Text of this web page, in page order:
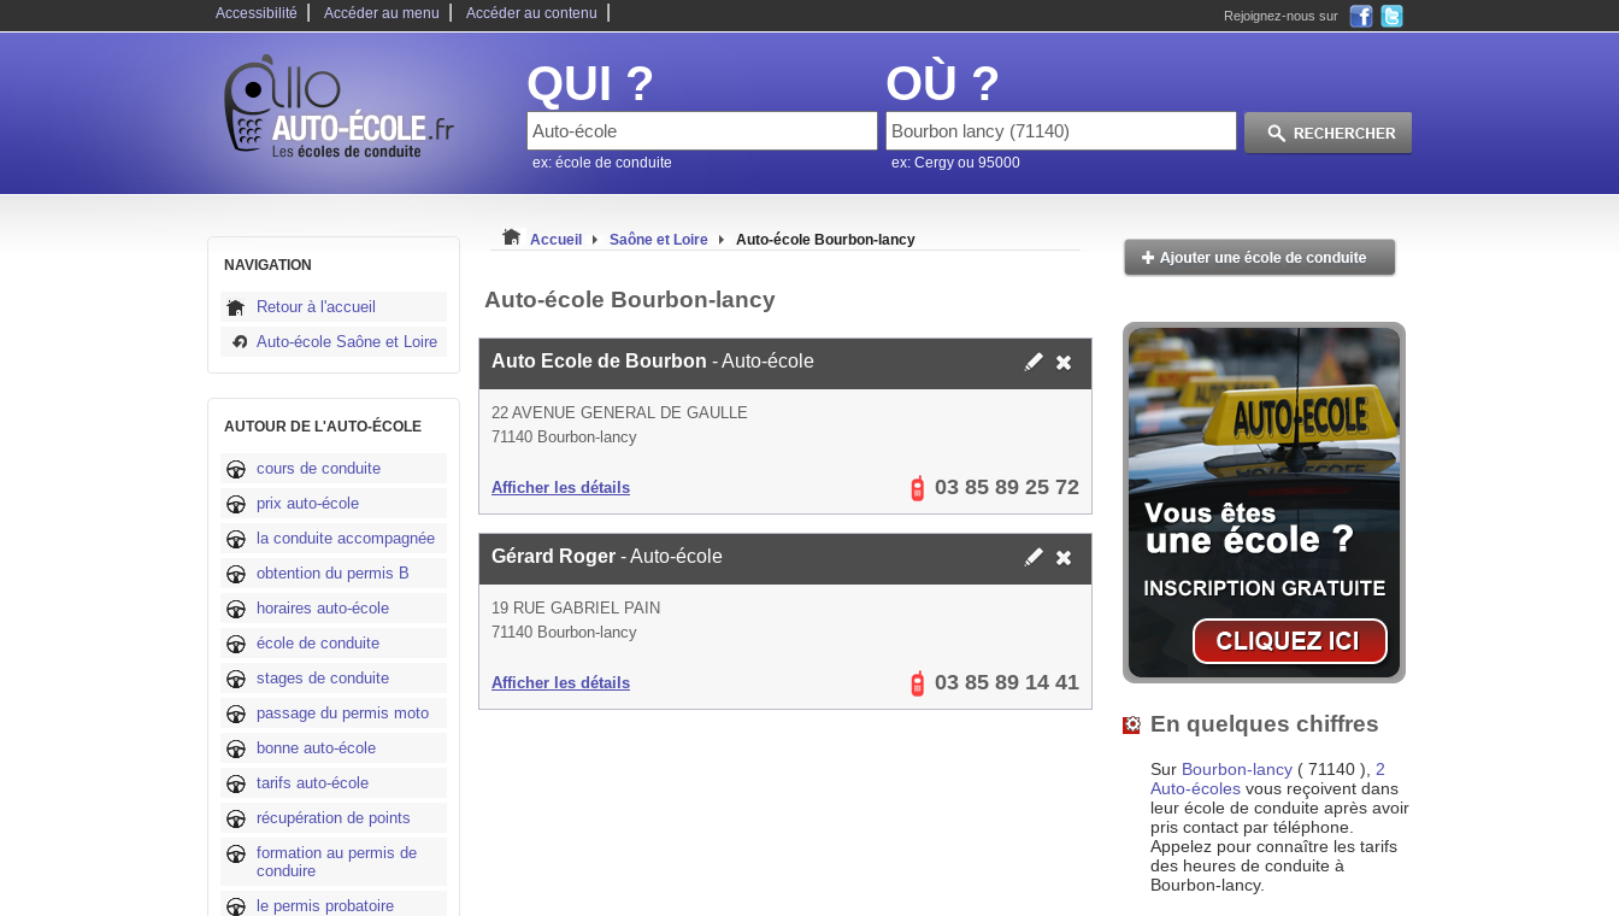
Accessibilité Accéder au menu Accéder au contenu Rejoignez-nous sur
QUI ?
ex: école de conduite
OÙ ?
ex: Cergy ou 95000
NAVIGATION
Retour à l'accueil
Auto-école Saône et Loire
AUTOUR DE L'AUTO-ÉCOLE
cours de conduite
prix auto-école
la conduite accompagnée
obtention du permis B
horaires auto-école
école de conduite
stages de conduite
passage du permis moto
bonne auto-école
tarifs auto-école
récupération de points
formation au permis de
conduire
le permis probatoire
Accueil Saône et Loire Auto-école Bourbon-lancy
Auto-école Bourbon-lancy
Auto Ecole de Bourbon - Auto-école
22 AVENUE GENERAL DE GAULLE
71140 Bourbon-lancy
Afficher les détails 03 85 89 25 72
Gérard Roger - Auto-école
19 RUE GABRIEL PAIN
71140 Bourbon-lancy
Afficher les détails 03 85 89 14 41
En quelques chiffres
Sur Bourbon-lancy ( 71140 ), 2
Auto-écoles vous reçoivent dans
leur école de conduite après avoir
pris contact par téléphone.
Appelez pour connaître les tarifs
des heures de conduite à
Bourbon-lancy.